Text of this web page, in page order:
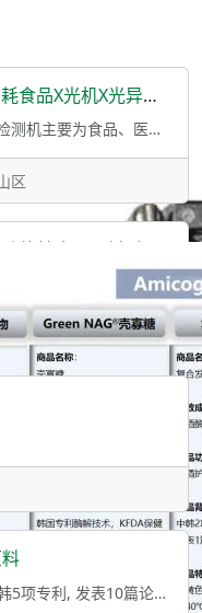
品X光机X光异物检测机
适用行业 该系列射线异物检测机主要为食品、医药及化工行业的轻薄产品设计，设备整体
区
食品原料,欢迎沟通咨询
①胶原蛋白三肽：（中日韩5项专利, 发表10篇论文, KFDA个别认证，多项动物、临床试验
①胶原蛋白三肽：（中日韩5项专利, 发表10篇论文, KFDA个别认证，多项动物、临床试验